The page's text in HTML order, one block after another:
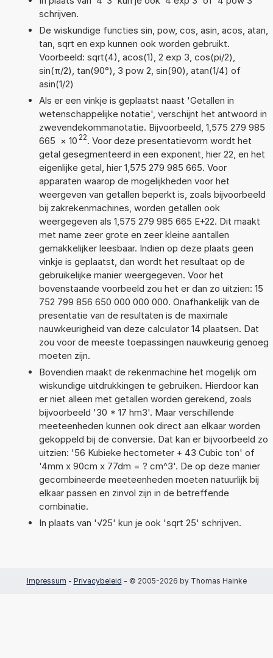
schrijven.
De wiskundige functies sin, pow, cos, asin, acos, atan,
tan, sqrt en exp kunnen ook worden gebruikt.
Voorbeeld: sqrt(4), acos(1), 2 exp 3, cos(pi/2),
sin(π/2), tan(90°), 3 pow 2, sin(90), atan(1/4) of
asin(1/2)
Als er een vinkje is geplaatst naast 'Getallen in
wetenschappelijke notatie', verschijnt het antwoord in
zwevendekommanotatie. Bijvoorbeeld, 1,575 279 985
665 × 10 22. Voor deze presentatievorm wordt het
getal gesegmenteerd in een exponent, hier 22, en het
eigenlijke getal, hier 1,575 279 985 665. Voor
apparaten waarop de mogelijkheden voor het
weergeven van getallen beperkt is, zoals bijvoorbeeld
bij zakrekenmachines, worden getallen ook
weergegeven als 1,575 279 985 665 E+22. Dit maakt
met name zeer grote en zeer kleine aantallen
gemakkelijker leesbaar. Indien op deze plaats geen
vinkje is geplaatst, dan wordt het resultaat op de
gebruikelijke manier weergegeven. Voor het
bovenstaande voorbeeld zou het er dan zo uitzien: 15
752 799 856 650 000 000 000. Onafhankelijk van de
presentatie van de resultaten is de maximale
nauwkeurigheid van deze calculator 14 plaatsen. Dat
zou voor de meeste toepassingen nauwkeurig genoeg
moeten zijn.
Bovendien maakt de rekenmachine het mogelijk om
wiskundige uitdrukkingen te gebruiken. Hierdoor kan
er niet alleen met getallen worden gerekend, zoals
bijvoorbeeld '30 * 17 hm3'. Maar verschillende
meeteenheden kunnen ook direct aan elkaar worden
gekoppeld bij de conversie. Dat kan er bijvoorbeeld zo
uitzien: '56 Kubieke hectometer + 43 Cubic ton' of
'4mm x 90cm x 77dm = ? cm^3'. De op deze manier
gecombineerde meeteenheden moeten natuurlijk bij
elkaar passen en zinvol zijn in de betreffende
combinatie.
In plaats van '√25' kun je ook 'sqrt 25' schrijven.
Impressum - Privacybeleid - © 2005-2026 by Thomas Hainke